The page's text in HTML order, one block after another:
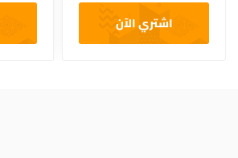
اشتري الآن